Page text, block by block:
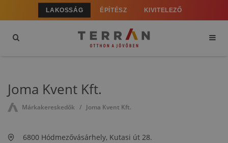
LAKOSSÁG ÉPÍTÉSZ KIVITELEZŐ
Joma Kvent Kft.
Márkakereskedők Joma Kvent Kft.
6800 Hódmezővásárhely, Kutasi út 28.